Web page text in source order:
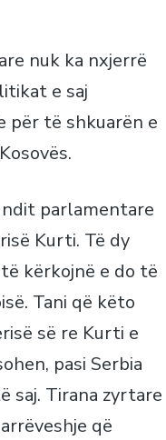
nuk ka nxjerrë
e saj
për të shkuarën e
parlamentare
Kurti. Të dy
kërkojnë e do të
Tani që këto
së re Kurti e
pasi Serbia
saj. Tirana zyrtare
që